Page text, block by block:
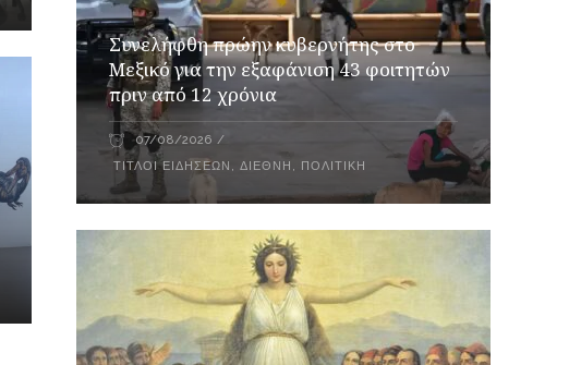
Συνελήφθη πρώην κυβερνήτης στο
Μεξικό για την εξαφάνιση 43 φοιτητών
πριν από 12 χρόνια
07/08/2026
ΤΊΤΛΟΙ ΕΙΔΉΣΕΩΝ ,ΔΙΕΘΝΉ , ΠΟΛΙΤΙΚΉ